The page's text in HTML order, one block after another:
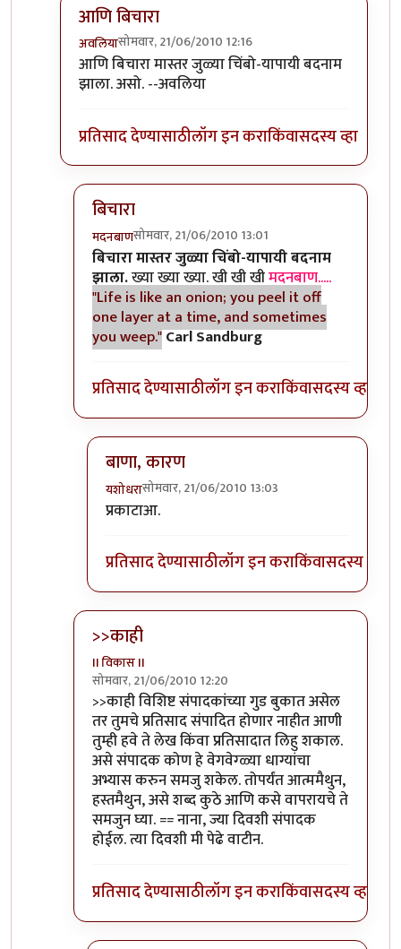
आणि बिचारा
अवलियासोमवार, 21/06/2010 12:16
In reply to>>मिपावरbyअवलिया
आणि बिचारा मास्तर जुळ्या चिंबो-यापायी बदनाम
झाला. असो. --अवलिया
प्रतिसाद देण्यासाठीलॉग इन कराकिंवासदस्य व्हा
बिचारा
मदनबाणसोमवार, 21/06/2010 13:01
In reply toआणि बिचाराbyअवलिया
बिचारा मास्तर जुळ्या चिंबो-यापायी बदनाम
झाला.ख्या ख्या ख्या. खी खी खीमदनबाण.....
"Life is like an onion; you peel it off
one layer at a time, and sometimes
you weep."Carl Sandburg
प्रतिसाद देण्यासाठीलॉग इन कराकिंवासदस्य व्हा
बाणा, कारण
यशोधरासोमवार, 21/06/2010 13:03
In reply to
प्रकाटाआ.
प्रतिसाद देण्यासाठीलॉग इन कराकिंवासदस्य व्हा
>>काही
II विकास II
सोमवार, 21/06/2010 12:20
In reply toआणि बिचाराbyअवलिया
>>काही विशिष्ट संपादकांच्या गुड बुकात असेल
तर तुमचे प्रतिसाद संपादित होणार नाहीत आणी
तुम्ही हवे ते लेख किंवा प्रतिसादात लिहु शकाल.
असे संपादक कोण हे वेगवेग्ळ्या धाग्यांचा
अभ्यास करुन समजु शकेल. तोपर्यंत आत्ममैथुन,
हस्तमैथुन, असे शब्द कुठे आणि कसे वापरायचे ते
समजुन घ्या. == नाना, ज्या दिवशी संपादक
होईल. त्या दिवशी मी पेढे वाटीन.
प्रतिसाद देण्यासाठीलॉग इन कराकिंवासदस्य व्हा